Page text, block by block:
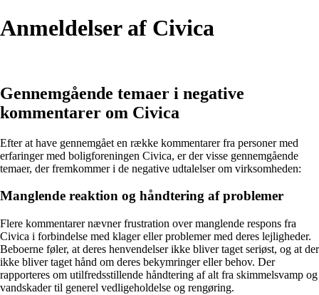
Anmeldelser af Civica
Gennemgående temaer i negative
kommentarer om Civica
Efter at have gennemgået en række kommentarer fra personer med
erfaringer med boligforeningen Civica, er der visse gennemgående
temaer, der fremkommer i de negative udtalelser om virksomheden:
Manglende reaktion og håndtering af problemer
Flere kommentarer nævner frustration over manglende respons fra
Civica i forbindelse med klager eller problemer med deres lejligheder.
Beboerne føler, at deres henvendelser ikke bliver taget seriøst, og at der
ikke bliver taget hånd om deres bekymringer eller behov. Der
rapporteres om utilfredsstillende håndtering af alt fra skimmelsvamp og
vandskader til generel vedligeholdelse og rengøring.